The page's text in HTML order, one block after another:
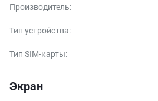
Производитель:
Тип устройства:
Тип SIM-карты:
Экран